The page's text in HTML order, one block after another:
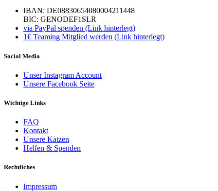
IBAN: DE08830654080004211448
BIC: GENODEF1SLR
via PayPal spenden (Link hinterlegt)
1€ Teaming Mitglied werden (Link hinterlegt)
Social Media
Unser Instagram Account
Unsere Facebook Seite
Wichtige Links
FAQ
Kontakt
Unsere Katzen
Helfen & Spenden
Rechtliches
Impressum